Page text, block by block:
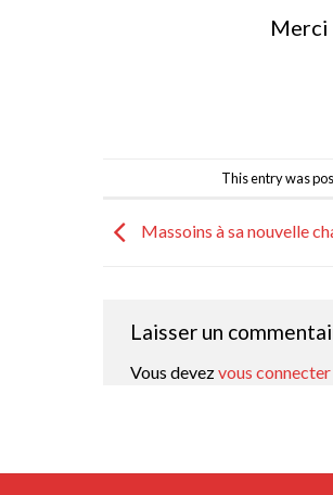
Merci
This entry was
Massoins à sa nouvelle
Laisser un
Vous devezvous connecter